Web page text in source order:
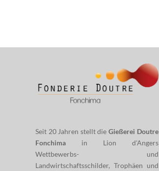
Seit 20 Jahren stellt die Gießerei Doutre
Fonchima in Lion d'Angers
Wettbewerbs- und
Landwirtschaftsschilder, Trophäen und